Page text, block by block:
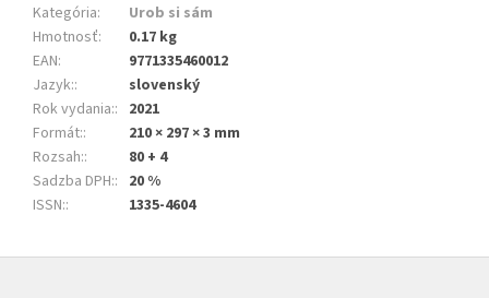
Kategória:
Urob si sám
Hmotnosť:
0.17 kg
EAN:
9771335460012
Jazyk::
slovenský
Rok vydania:: 2021
Formát::
210 × 297 × 3 mm
Rozsah::
80 + 4
Sadzba DPH:: 20 %
ISSN:: 1335-4604